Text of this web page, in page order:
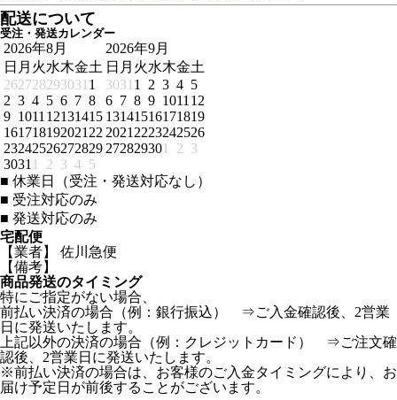
配送について
受注・発送カレンダー
2026年8月
日 月 火水木金土
2627282930311
2 3 4 5 6 7 8
9 101112131415
16171819202122
23242526272829
30311 2 3 4 5
2026年9月
日 月 火水木金土
30311 2 3 4 5
6 7 8 9 101112
13141516171819
20212223242526
272829301 2 3
■ 休業日（受注・発送対応なし）
■ 受注対応のみ
■ 発送対応のみ
宅配便
【業者】 佐川急便
【備考】
商品発送のタイミング
特にご指定がない場合、
前払い決済の場合（例：銀行振込） ⇒ご入金確認後、2営業
日に発送いたします。
上記以外の決済の場合（例：クレジットカード） ⇒ご注文確
認後、2営業日に発送いたします。
※前払い決済の場合は、お客様のご入金タイミングにより、お
届け予定日が前後することがございます。